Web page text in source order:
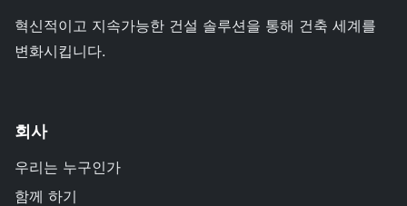
혁신적이고 지속가능한 건설 솔루션을 통해 건축 세계를
변화시킵니다.
회사
우리는 누구인가
함께 하기